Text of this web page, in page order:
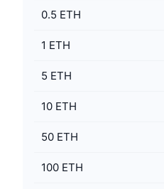
0.5 ETH
1 ETH
5 ETH
10 ETH
50 ETH
100 ETH